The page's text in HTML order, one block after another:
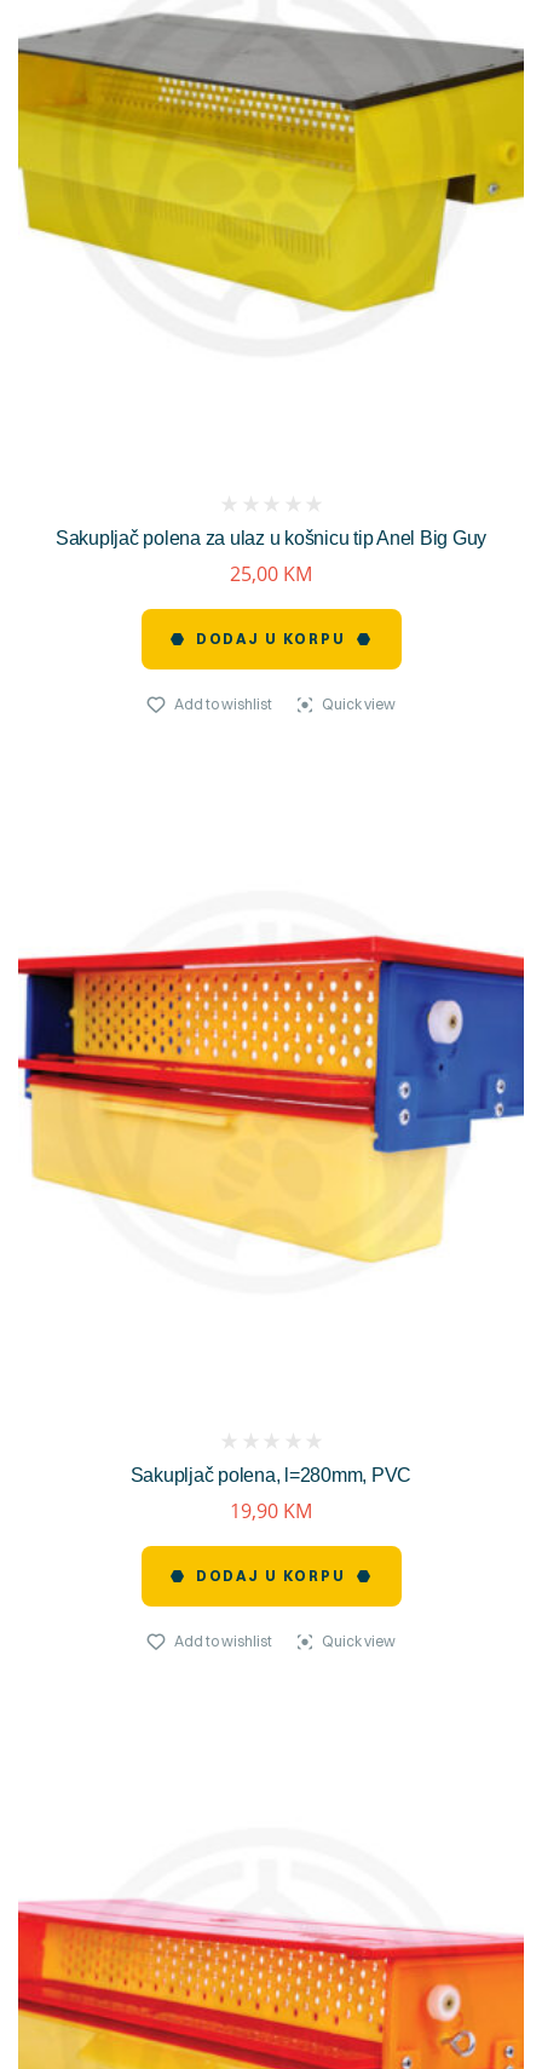
Sakupljač polena za ulaz u košnicu tip Anel Big Guy
reviews)
25,00 KM
DODAJ U KORPU
Add to wishlist Quick view
Sakupljač polena, l=280mm, PVC
reviews)
19,90 KM
DODAJ U KORPU
Add to wishlist Quick view